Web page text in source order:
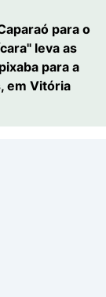
para o
leva as
para a
em Vitória